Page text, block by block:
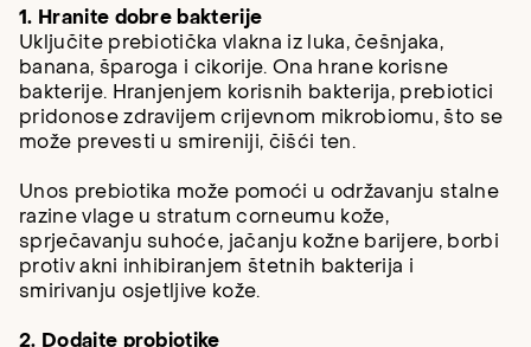
1. Hranite dobre bakterije
Uključite prebiotička vlakna iz luka, češnjaka,
banana, šparoga i cikorije. Ona hrane korisne
bakterije. Hranjenjem korisnih bakterija, prebiotici
pridonose zdravijem crijevnom mikrobiomu, što se
može prevesti u smireniji, čišći ten.
Unos prebiotika može pomoći u održavanju stalne
razine vlage u stratum corneumu kože,
sprječavanju suhoće, jačanju kožne barijere, borbi
protiv akni inhibiranjem štetnih bakterija i
smirivanju osjetljive kože.
2. Dodajte probiotike